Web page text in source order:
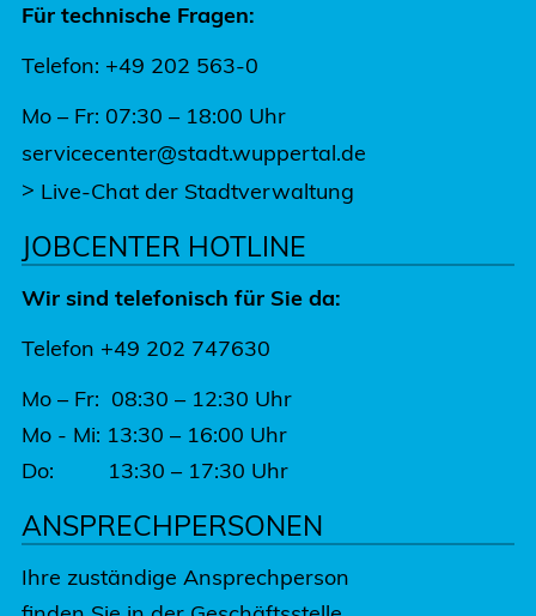
Für technische Fragen:
Telefon: +49 202 563-0
Mo – Fr: 07:30 – 18:00 Uhr
servicecenter@stadt.wuppertal.de
> Live-Chat der Stadtverwaltung
JOBCENTER HOTLINE
Wir sind telefonisch für Sie da:
Telefon +49 202 747630
Mo – Fr: 08:30 – 12:30 Uhr
Mo - Mi: 13:30 – 16:00 Uhr
Do: 13:30 – 17:30 Uhr
ANSPRECHPERSONEN
Ihre zuständige Ansprechperson